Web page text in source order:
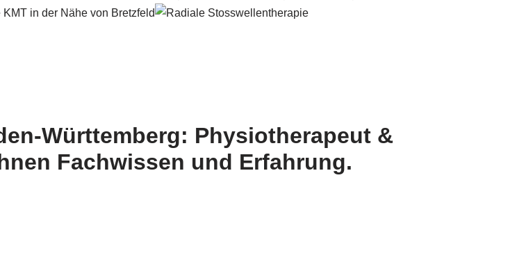
Württemberg: Physiotherapeut &
Fachwissen und Erfahrung.